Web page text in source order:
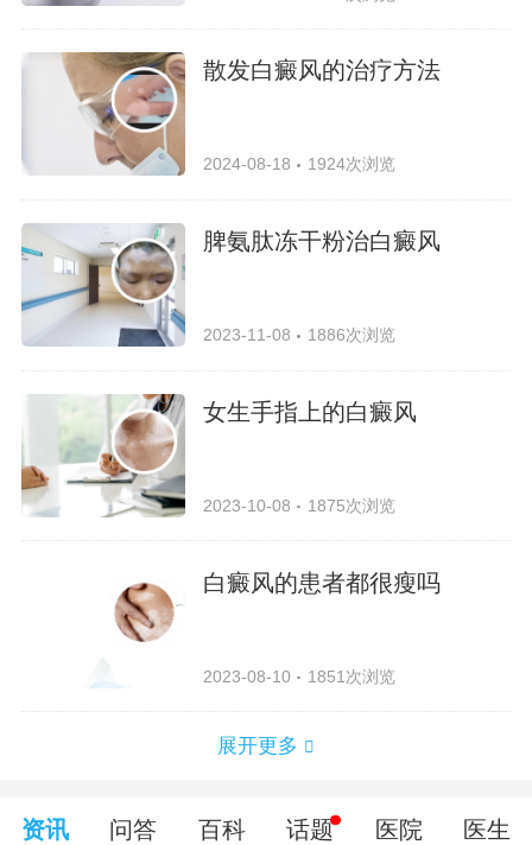
散发白癜风的治疗方法
2024-08-18 1924次浏览
脾氨肽冻干粉治白癜风
2023-11-08 1886次浏览
女生手指上的白癜风
2023-10-08 1875次浏览
白癜风的患者都很瘦吗
2023-08-10 1851次浏览
展开更多
资讯 问答 百科 话题 医院 医生